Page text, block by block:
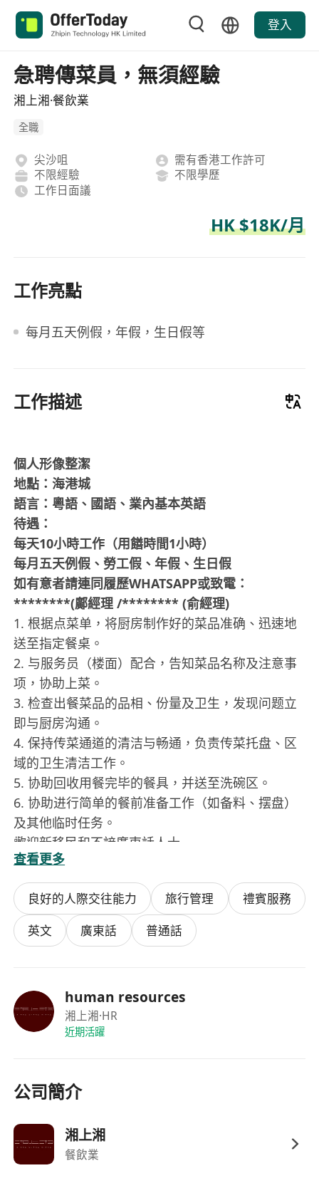
登入
急聘傳菜員，無須經驗
湘上湘·餐飲業
全職
尖沙咀
需有香港工作許可
不限經驗
不限學歷
工作日面議
HK $18K/月
工作亮點
每月五天例假，年假，生日假等
工作描述
個人形像整潔
地點：海港城
語言：粵語、國語、業內基本英語
待遇：
每天10小時工作（用饍時間1小時）
每月五天例假、勞工假、年假、生日假
如有意者請連同履歷WHATSAPP或致電：
********(鄺經理 /******** (俞經理)
1. 根据点菜单，将厨房制作好的菜品准确、迅速地
送至指定餐桌。
2. 与服务员（楼面）配合，告知菜品名称及注意事
项，协助上菜。
3. 检查出餐菜品的品相、份量及卫生，发现问题立
即与厨房沟通。
4. 保持传菜通道的清洁与畅通，负责传菜托盘、区
域的卫生清洁工作。
5. 协助回收用餐完毕的餐具，并送至洗碗区。
6. 协助进行简单的餐前准备工作（如备料、摆盘）
及其他临时任务。
歡迎新移民和不諳廣東話人士
查看更多
良好的人際交往能力 旅行管理
禮賓服務
英文
廣東話 普通話
human resources
湘上湘·HR
近期活躍
公司簡介
湘上湘
餐飲業